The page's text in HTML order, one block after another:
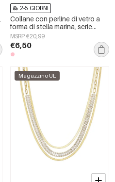
2-5 GIORNI
Collane con perline di vetro a
forma di stella marina, serie
&quot;Vacanze/Spiaggia
Romantica&quot;, gioielli da
donna.
MSRP €20,99
€6,50
Magazzino UE